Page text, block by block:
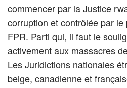
commencer par la Justice
corruption et contrôlée par
FPR. Parti qui, il faut le
activement aux massacres
Les Juridictions nationales
belge, canadienne et